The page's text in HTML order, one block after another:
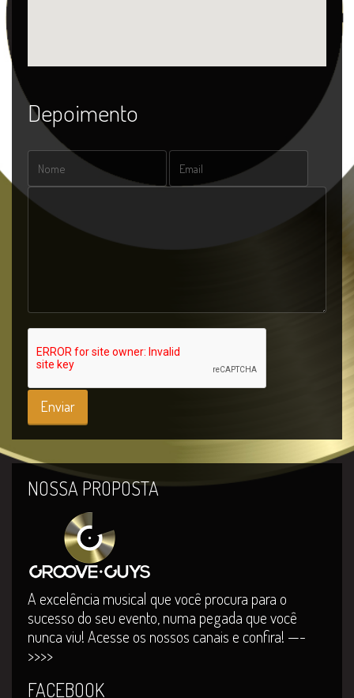
Depoimento
NOSSA PROPOSTA
A excelência musical que você procura para o
sucesso do seu evento, numa pegada que você
nunca viu! Acesse os nossos canais e confira! —-
>>>>
FACEBOOK